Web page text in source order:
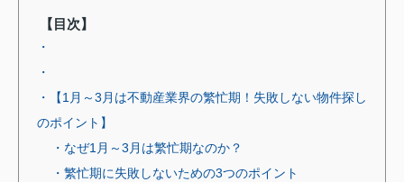
【目次】
・
・
・【1月～3月は不動産業界の繁忙期！失敗しない物件探し
のポイント】
・なぜ1月～3月は繁忙期なのか？
・繁忙期に失敗しないための3つのポイント